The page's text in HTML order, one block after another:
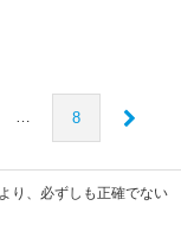
… 8
り、必ずしも正確でない